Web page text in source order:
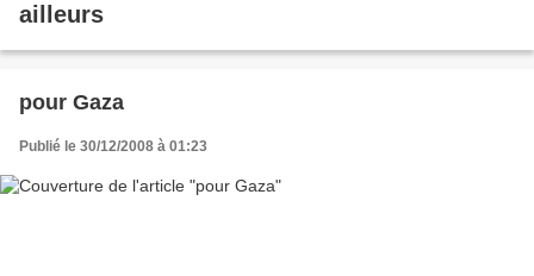
ailleurs
pour Gaza
Publié le 30/12/2008 à 01:23